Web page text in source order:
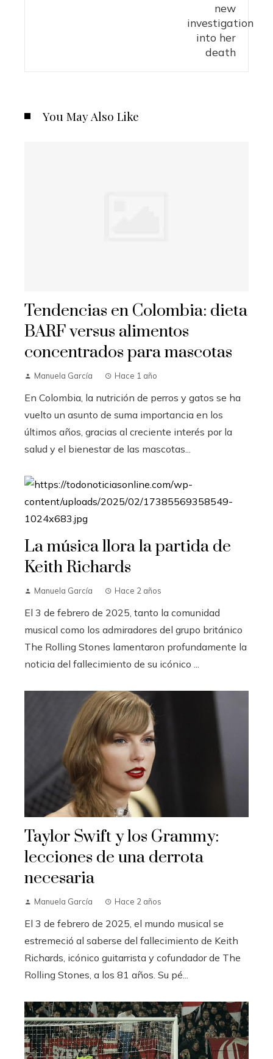
You May Also Like
Tendencias en Colombia: dieta
BARF versus alimentos
concentrados para mascotas
Manuela García Hace 1 año
En Colombia, la nutrición de perros y gatos se ha
vuelto un asunto de suma importancia en los
últimos años, gracias al creciente interés por la
salud y el bienestar de las mascotas...
La música llora la partida de
Keith Richards
Manuela García Hace 2 años
El 3 de febrero de 2025, tanto la comunidad
musical como los admiradores del grupo británico
The Rolling Stones lamentaron profundamente la
noticia del fallecimiento de su icónico ...
Taylor Swift y los Grammy:
lecciones de una derrota
necesaria
Manuela García Hace 2 años
El 3 de febrero de 2025, el mundo musical se
estremeció al saberse del fallecimiento de Keith
Richards, icónico guitarrista y cofundador de The
Rolling Stones, a los 81 años. Su pé...